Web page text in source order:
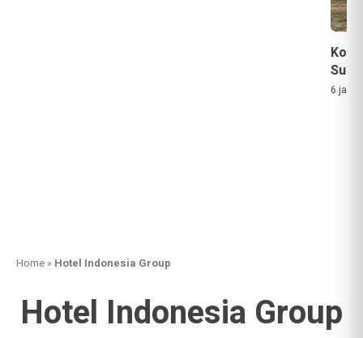
6 jam
Home » Hotel Indonesia Group
Hotel Indonesia Group